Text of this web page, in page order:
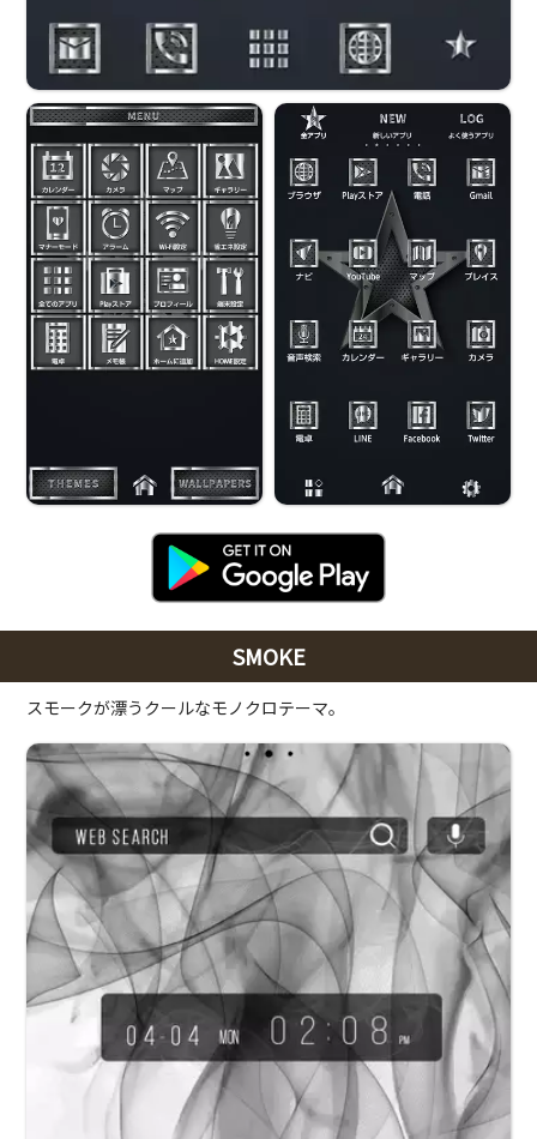
SMOKE
スモークが漂うクールなモノクロテーマ。